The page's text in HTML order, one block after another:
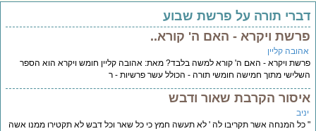
תורה על פרשת שבוע
ויקרא - האם ה' קורא..
קליין
ויקרא - האם ה' קורא למשה בלבד? מאת: אהובה קליין חומש ויקרא הוא הספר
מתוך חמישה חומשי תורה - הכולל עשר פרשיות - ר
הקרבת שאור ודבש
המנחה אשר תקריבו לה ' לא תעשה חמץ כי כל שאר וכל דבש לא תקטירו ממנו אשה